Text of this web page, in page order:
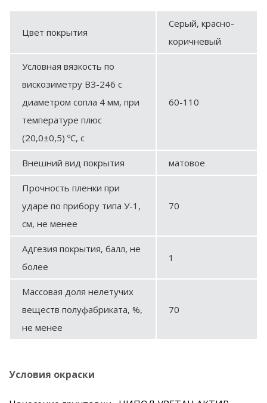
Цвет покрытия
Серый, красно-
коричневый
Условная вязкость по
вискозиметру ВЗ-246 с
диаметром сопла 4 мм, при
температуре плюс
(20,0±0,5) ºС, с
60-110
Внешний вид покрытия матовое
Прочность пленки при
ударе по прибору типа У-1,
см, не менее
70
Адгезия покрытия, балл, не
более
1
Массовая доля нелетучих
веществ полуфабриката, %,
не менее
70
Условия окраски